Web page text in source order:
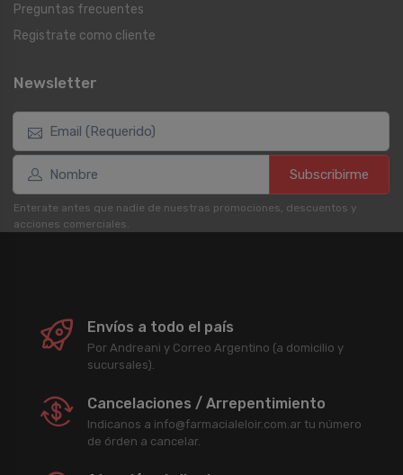
Preguntas frecuentes
Registrate como cliente
Newsletter
Subscribirme
Enterate antes que nadie de nuestras promociones, descuentos y
acciones comerciales.
Envíos a todo el país
Por Andreani y Correo Argentino (a domicilio y
sucursales).
Cancelaciones / Arrepentimiento
Indicanos a info@farmacialeloir.com.ar tu número
de órden a cancelar.